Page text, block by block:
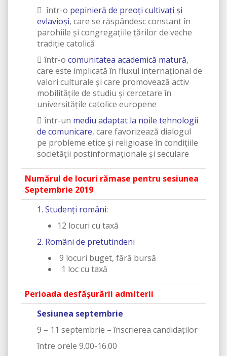
 într-o pepinieră de preoţi cultivaţi şi
evlavioşi, care se răspândesc constant în
parohiile şi congregaţiile ţărilor de veche
tradiţie catolică
 într-o comunitatea academică matură,
care este implicată în fluxul internaţional de
valori culturale şi care promovează activ
mobilităţile de studiu şi cercetare în
universităţile catolice europene
 într-un mediu adaptat la noile tehnologii
de comunicare, care favorizează dialogul
pe probleme etice şi religioase în condiţiile
societăţii postinformaţionale şi seculare
Numărul de locuri rămase pentru sesiunea
Septembrie 2019
1. Studenţi români:
12 locuri cu taxă
2. Români de pretutindeni
9 locuri buget, fără bursă
1 loc cu taxă
Perioada desfăşurării admiterii
Sesiunea septembrie
9 – 11 septembrie – înscrierea candidaţilor
între orele 9.00-16.00